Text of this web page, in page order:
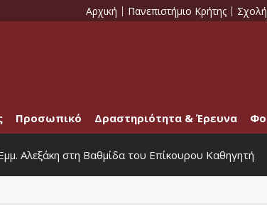
Αρχική Πανεπιστήμιο Κρήτης
Προσωπικό Δραστηριότητα & Έρευνα
Αλεξάκη στη Βαθμίδα του Επίκουρου Καθηγητή